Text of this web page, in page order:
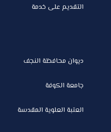
التقديم على خدمة
ديوان محافظة النجف
جامعة الكوفة
العتبة العلوية المقدسة